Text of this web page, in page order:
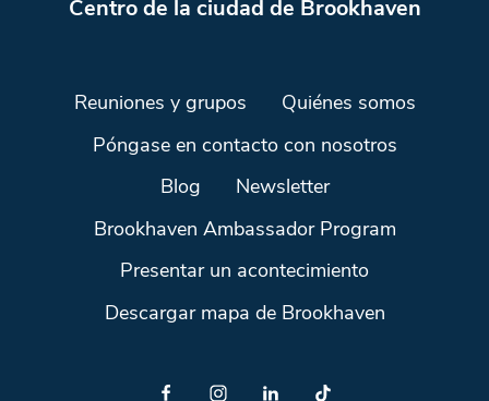
Centro de la ciudad de Brookhaven
Reuniones y grupos Quiénes somos
Póngase en contacto con nosotros
Blog Newsletter
Brookhaven Ambassador Program
Presentar un acontecimiento
Descargar mapa de Brookhaven